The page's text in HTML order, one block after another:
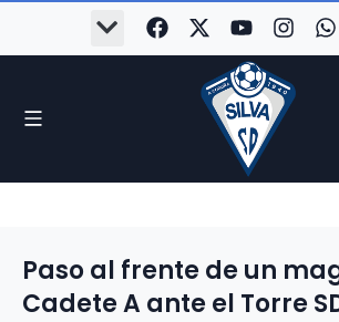
Paso al frente de un
Cadete A ante el Torre